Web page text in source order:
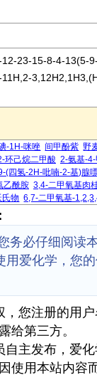
23-15-8-4-13(5-
-1H-咪唑 间甲酚紫 野
环己烷二甲酸 2-氨基-
(四氢-2H-吡喃-2-基)腺
乙酰胺 3,4-二甲氧基肉
氏物 6,7-二甲氧基-
务必仔细阅读
爱化学，您
您注册的用
给第三方。
主发布，爱
使用本站内容